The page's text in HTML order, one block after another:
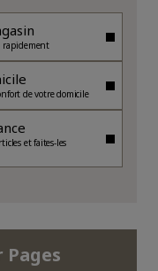
de votre domicile
et faites-les